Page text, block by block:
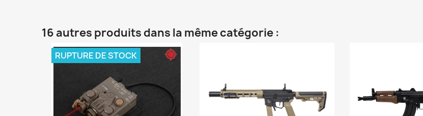
16 autres produits dans la même catégorie :
RUPTURE DE STOCK